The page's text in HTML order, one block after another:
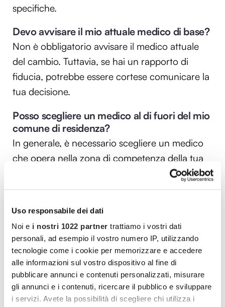
Uso responsabile dei dati
Noi e i nostri 1022 partner trattiamo i vostri dati
personali, ad esempio il vostro numero IP, utilizzando
tecnologie come i cookie per memorizzare e accedere
alle informazioni sul vostro dispositivo al fine di
pubblicare annunci e contenuti personalizzati, misurare
gli annunci e i contenuti, ricercare il pubblico e sviluppare
i servizi. Avete la possibilità di scegliere chi utilizza i
specifiche.
Devo avvisare il mio attuale medico di base?
Non è obbligatorio avvisare il medico attuale
del cambio. Tuttavia, se hai un rapporto di
fiducia, potrebbe essere cortese comunicare la
tua decisione.
Posso scegliere un medico al di fuori del mio
comune di residenza?
In generale, è necessario scegliere un medico
che opera nella zona di competenza della tua
ASL. Tuttavia, ci sono eccezioni in caso di
comprovate necessità.
Quanto tempo richiede il cambio del medico
di base?
Se il processo viene svolto online, il cambio può
essere immediato o richiedere pochi giorni
lavorativi. Nei casi tradizionali, i tempi possono
essere leggermente più lunghi.